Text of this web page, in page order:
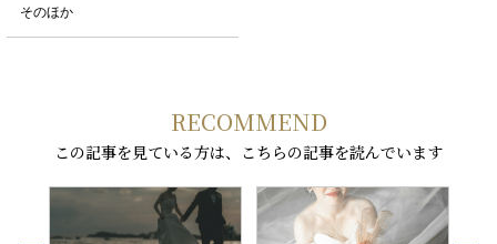
そのほか
RECOMMEND
この記事を見ている方は、こちらの記事を読んでいます